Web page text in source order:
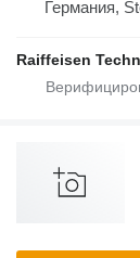
Германия,
Raiffeisen